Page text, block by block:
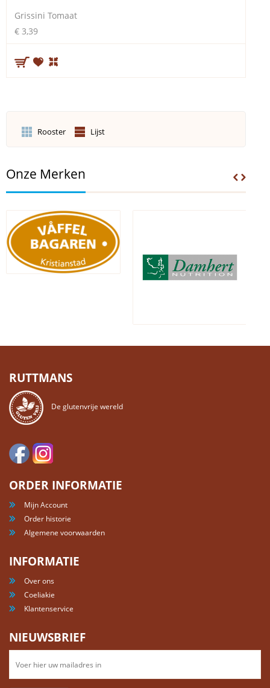
Grissini Tomaat
€ 3,39
Rooster Lijst
Onze Merken
RUTTMANS
De glutenvrije wereld
ORDER INFORMATIE
Mijn Account
Order historie
Algemene voorwaarden
INFORMATIE
Over ons
Coeliakie
Klantenservice
NIEUWSBRIEF